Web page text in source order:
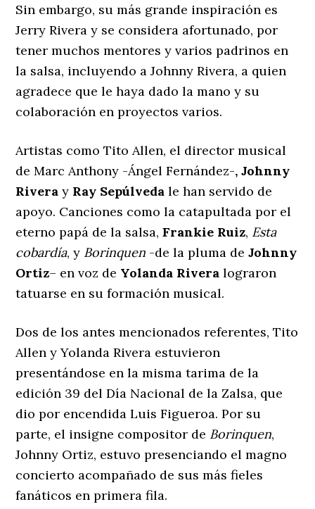
Sin embargo, su más grande inspiración es
Jerry Rivera y se considera afortunado, por
tener muchos mentores y varios padrinos en
la salsa, incluyendo a Johnny Rivera, a quien
agradece que le haya dado la mano y su
colaboración en proyectos varios.
Artistas como Tito Allen, el director musical
de Marc Anthony -Ángel Fernández-, Johnny
Rivera y Ray Sepúlveda le han servido de
apoyo. Canciones como la catapultada por el
eterno papá de la salsa,Frankie Ruiz, Esta
cobardía, y Borinquen -de la pluma deJohnny
Ortiz– en voz de Yolanda Rivera lograron
tatuarse en su formación musical.
Dos de los antes mencionados referentes, Tito
Allen y Yolanda Rivera estuvieron
presentándose en la misma tarima de la
edición 39 del Día Nacional de la Zalsa, que
dio por encendida Luis Figueroa. Por su
parte, el insigne compositor de Borinquen,
Johnny Ortiz, estuvo presenciando el magno
concierto acompañado de sus más fieles
fanáticos en primera fila.